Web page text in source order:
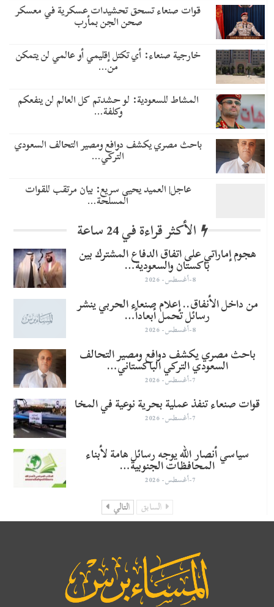
قوات صنعاء تسحق تحشيدات عسكرية في معسكر
صحن الجن بمأرب
خارجية صنعاء: أي تكتل إقليمي أو عالمي لن يتمكن
من…
المشاط للسعودية: لو حشدتم كل العالم لن ينفعكم
وكلفة…
باحث مصري يكشف دوافع ومصير التحالف السعودي
التركي…
عاجل| العميد يحيى سريع: بيان مرتقب للقوات
المسلحة…
الأكثر قراءة في 24 ساعة
هجوم إماراتي على اتفاق الدفاع المشترك بين
باكستان والسعودية…
8-أغسطس- 2026
من داخل الأنفاق.. إعلام صنعاء الحربي ينشر
رسائل تحمل أبعاداً…
8-أغسطس- 2026
باحث مصري يكشف دوافع ومصير التحالف
السعودي التركي الباكستاني…
7-أغسطس- 2026
قوات صنعاء تنفذ عملية بحرية نوعية في المخا
7-أغسطس- 2026
سياسي أنصار الله يوجه رسائل هامة لأبناء
المحافظات الجنوبية…
7-أغسطس- 2026
السابق التالي